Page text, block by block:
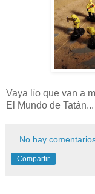
Vaya lío que van a
El Mundo de Tatán...
No hay
Compartir